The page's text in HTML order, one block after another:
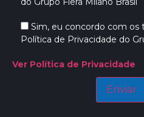
Sim, eu concordo com os
Política de Privacidade do
Ver Política de Privacidade